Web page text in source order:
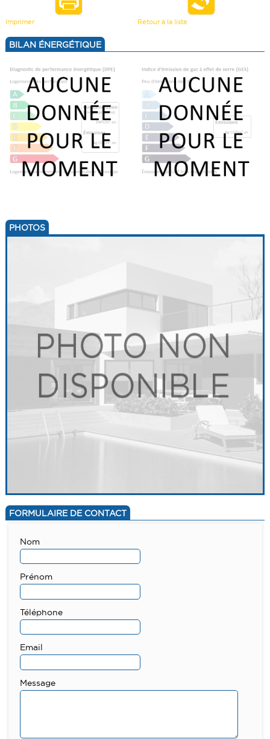
TERRAINS
VENDRE UN BIEN
CALCULETTE
Imprimer Retour à la liste
BILAN ÉNERGÉTIQUE
PHOTOS
FORMULAIRE DE CONTACT
Nom
Prénom
Téléphone
Email
Message